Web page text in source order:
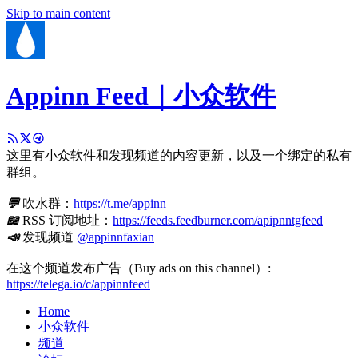
Skip to main content
Appinn Feed｜小众软件
这里有小众软件和发现频道的内容更新，以及一个绑定的私有
群组。
💬吹水群： https://t.me/appinn
📖RSS 订阅地址： https://feeds.feedburner.com/apipnntgfeed
📣发现频道 @appinnfaxian
在这个频道发布广告（Buy ads on this channel）:
https://telega.io/c/appinnfeed
Home
小众软件
频道